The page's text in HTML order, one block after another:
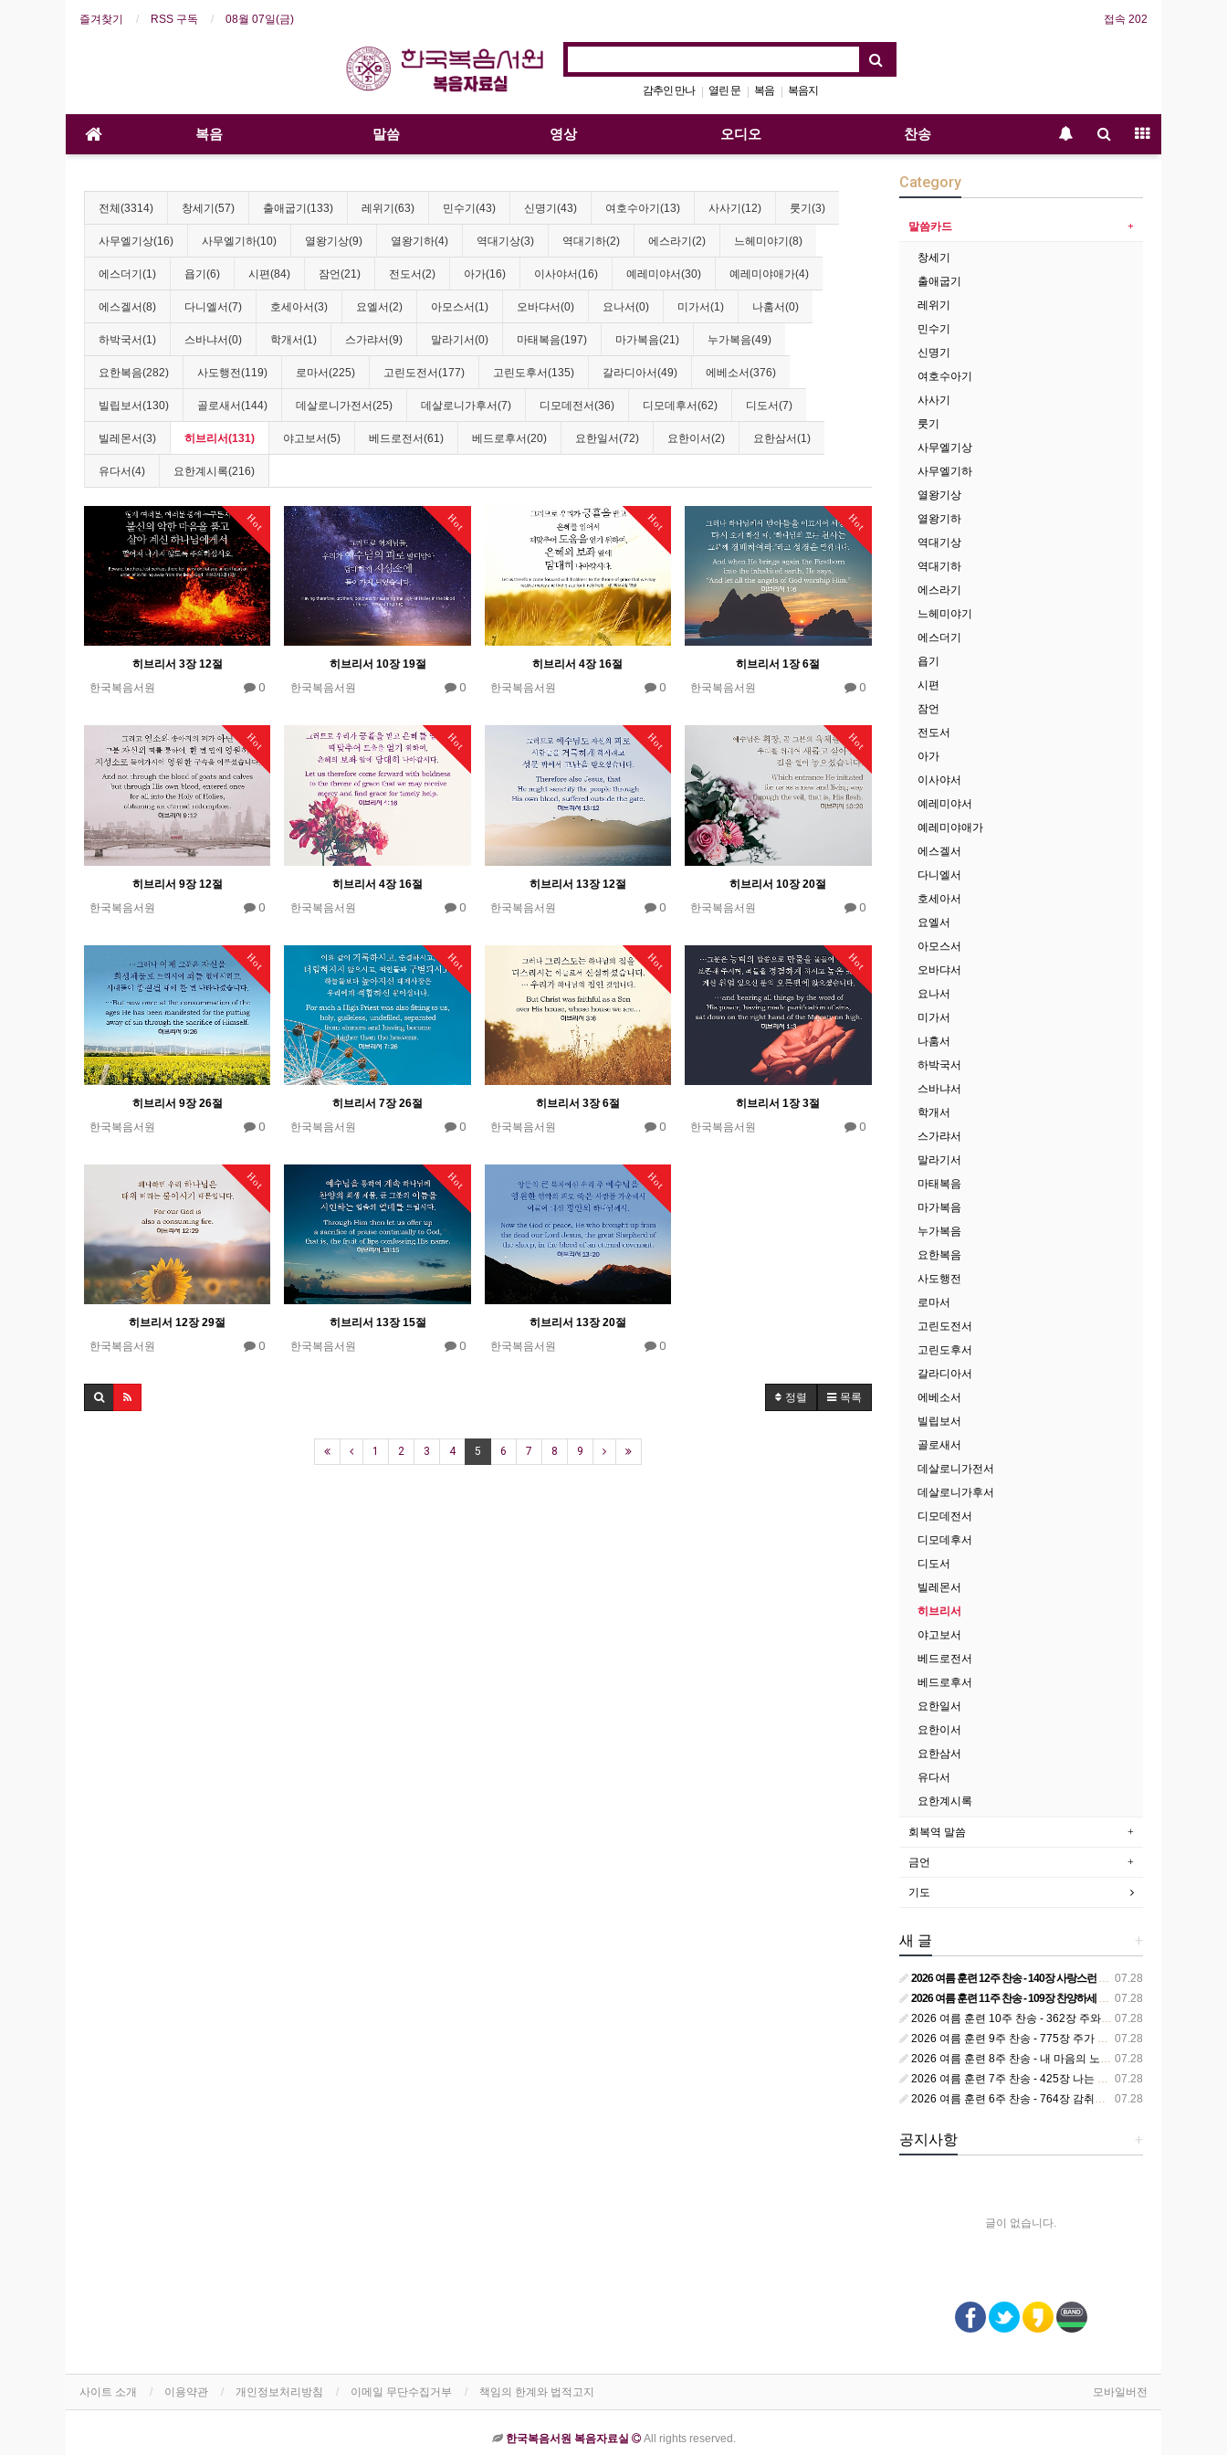
즐겨찾기 RSS 구독 08월 07일(금) 접속 202
감추인 만나 | 열린 문 | 복음 | 복음지
복음 말씀 영상 오디오 찬송
전체(3314) 창세기(57) 출애굽기(133) 레위기(63) 민수기(43) 신명기(43) 여호수아기(13) 사사기(12) 룻기(3)
사무엘기상(16) 사무엘기하(10) 열왕기상(9) 열왕기하(4) 역대기상(3) 역대기하(2) 에스라기(2) 느헤미야기(8)
에스더기(1) 욥기(6) 시편(84) 잠언(21) 전도서(2) 아가(16) 이사야서(16) 예레미야서(30) 예레미야애가(4)
에스겔서(8) 다니엘서(7) 호세아서(3) 요엘서(2) 아모스서(1) 오바댜서(0) 요나서(0) 미가서(1) 나훔서(0)
하박국서(1) 스바냐서(0) 학개서(1) 스가랴서(9) 말라기서(0) 마태복음(197) 마가복음(21) 누가복음(49)
요한복음(282) 사도행전(119) 로마서(225) 고린도전서(177) 고린도후서(135) 갈라디아서(49) 에베소서(376)
빌립보서(130) 골로새서(144) 데살로니가전서(25) 데살로니가후서(7) 디모데전서(36) 디모데후서(62) 디도서(7)
빌레몬서(3) 히브리서(131) 야고보서(5) 베드로전서(61) 베드로후서(20) 요한일서(72) 요한이서(2) 요한삼서(1)
유다서(4) 요한계시록(216)
Hot
히브리서 3장 12절
한국복음서원
0
Hot
히브리서 10장 19절
한국복음서원
0
Hot
히브리서 4장 16절
한국복음서원
0
Hot
히브리서 1장 6절
한국복음서원
0
Hot
히브리서 9장 12절
한국복음서원
0
Hot
히브리서 4장 16절
한국복음서원
0
Hot
히브리서 13장 12절
한국복음서원
0
Hot
히브리서 10장 20절
한국복음서원
0
Hot
히브리서 9장 26절
한국복음서원
0
Hot
히브리서 7장 26절
한국복음서원
0
Hot
히브리서 3장 6절
한국복음서원
0
Hot
히브리서 1장 3절
한국복음서원
0
Hot
히브리서 12장 29절
한국복음서원
0
Hot
히브리서 13장 15절
한국복음서원
0
Hot
히브리서 13장 20절
한국복음서원
0
정렬 목록
1 2 3 4 5 6 7 8 9
Category
말씀카드
창세기
출애굽기
레위기
민수기
신명기
여호수아기
사사기
룻기
사무엘기상
사무엘기하
열왕기상
열왕기하
역대기상
역대기하
에스라기
느헤미야기
에스더기
욥기
시편
잠언
전도서
아가
이사야서
예레미야서
예레미야애가
에스겔서
다니엘서
호세아서
요엘서
아모스서
오바댜서
요나서
미가서
나훔서
하박국서
스바냐서
학개서
스가랴서
말라기서
마태복음
마가복음
누가복음
요한복음
사도행전
로마서
고린도전서
고린도후서
갈라디아서
에베소서
빌립보서
골로새서
데살로니가전서
데살로니가후서
디모데전서
디모데후서
디도서
빌레몬서
히브리서
야고보서
베드로전서
베드로후서
요한일서
요한이서
요한삼서
유다서
요한계시록
회복역 말씀
금언
기도
+
새 글
07.28
2026 여름 훈련 12주 찬송 - 140장 사랑스런 나의 신랑
07.28
2026 여름 훈련 11주 찬송 - 109장 찬양하세 주의 승리
07.28
2026 여름 훈련 10주 찬송 - 362장 주와 함께 못 박혀서
07.28
2026 여름 훈련 9주 찬송 - 775장 주가 구속하신 백성
07.28
2026 여름 훈련 8주 찬송 - 내 마음의 노래 393장 참 영광스런 우리 왕
07.28
2026 여름 훈련 7주 찬송 - 425장 나는 피조된 그릇
07.28
2026 여름 훈련 6주 찬송 - 764장 감취었던 비밀 나타났으니
+
공지사항
글이 없습니다.
사이트 소개 이용약관 개인정보처리방침 이메일 무단수집거부 책임의 한계와 법적고지 모바일버전
한국복음서원 복음자료실 All rights reserved.